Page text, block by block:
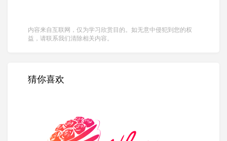
内容来自互联网，仅为学习欣赏目的。如无意中侵犯到您的权
益，请联系我们清除相关内容。
猜你喜欢